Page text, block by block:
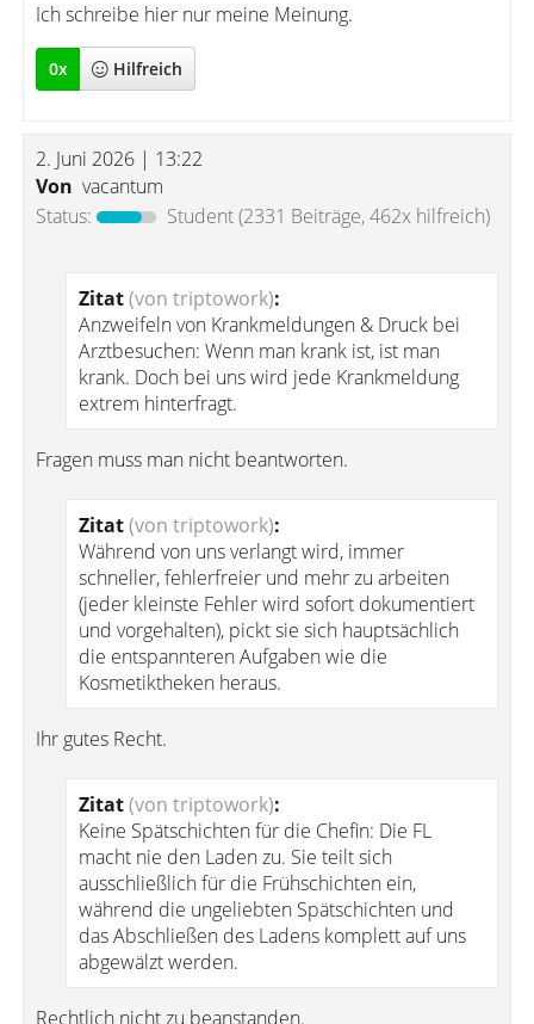
Ich schreibe hier nur meine Meinung.
0x Hilfreich
2. Juni 2026 | 13:22
Von vacantum
Status:
Student(2331 Beiträge, 462x hilfreich)
Zitat(von triptowork):
Anzweifeln von Krankmeldungen & Druck bei
Arztbesuchen: Wenn man krank ist, ist man
krank. Doch bei uns wird jede Krankmeldung
extrem hinterfragt.
Fragen muss man nicht beantworten.
Zitat(von triptowork):
Während von uns verlangt wird, immer
schneller, fehlerfreier und mehr zu arbeiten
(jeder kleinste Fehler wird sofort dokumentiert
und vorgehalten), pickt sie sich hauptsächlich
die entspannteren Aufgaben wie die
Kosmetiktheken heraus.
Ihr gutes Recht.
Zitat(von triptowork):
Keine Spätschichten für die Chefin: Die FL
macht nie den Laden zu. Sie teilt sich
ausschließlich für die Frühschichten ein,
während die ungeliebten Spätschichten und
das Abschließen des Ladens komplett auf uns
abgewälzt werden.
Rechtlich nicht zu beanstanden.